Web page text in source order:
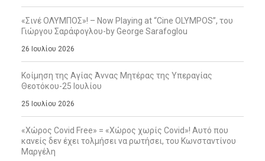
«Σινέ ΟΛΥΜΠΟΣ»! – Now Playing at “Cine OLYMPOS”, του
Γιώργου Σαράφογλου-by George Sarafoglou
26 Ιουλίου 2026
Κοίμηση της Αγίας Άννας Μητέρας της Υπεραγίας
Θεοτόκου-25 Ιουλίου
25 Ιουλίου 2026
«Χώρος Covid Free» = «Χώρος χωρίς Covid»! Αυτό που
κανείς δεν έχει τολμήσει να ρωτήσει, του Κωνσταντίνου
Μαργέλη